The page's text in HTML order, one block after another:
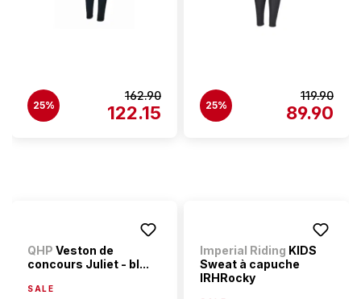
25%
162.90
122.15 25%
119.90
89.90
QHP Veston de
concours Juliet - bl...
SALE
Imperial Riding KIDS
Sweat à capuche
IRHRocky